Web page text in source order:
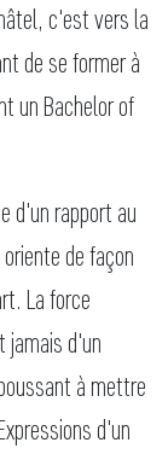
c'est vers la
de se former à
un Bachelor of
d'un rapport au
de façon
La force
jamais d'un
à mettre
d'un